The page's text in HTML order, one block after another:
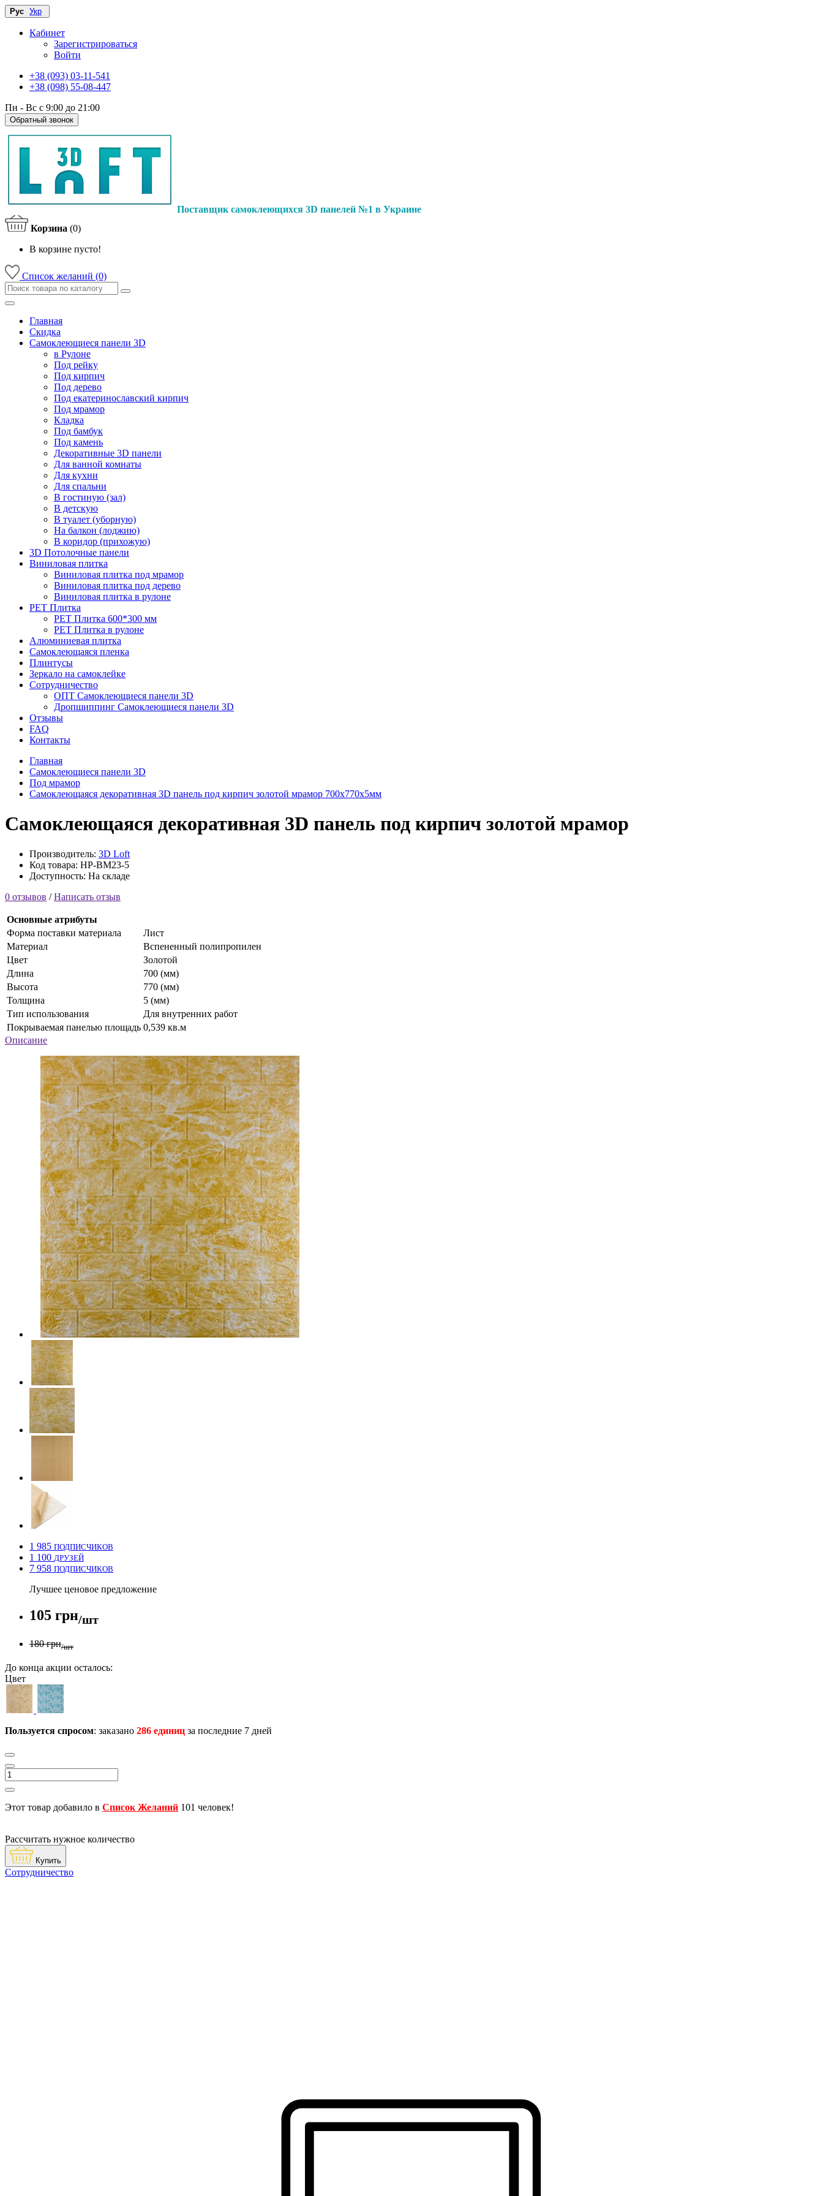
Рус Укр
Кабинет
Зарегистрироваться
Войти
+38 (093) 03-11-541
+38 (098) 55-08-447
Пн - Вс с 9:00 до 21:00
Обратный звонок
Поставщик самоклеющихся 3D панелей №1 в Украине
Корзина (0)
В корзине пусто!
Список желаний (0)
Главная
Скидка
Самоклеющиеся панели 3D
в Рулоне
Под рейку
Под кирпич
Под дерево
Под екатеринославский кирпич
Под мрамор
Кладка
Под бамбук
Под камень
Декоративные 3D панели
Для ванной комнаты
Для кухни
Для спальни
В гостиную (зал)
В детскую
В туалет (уборную)
На балкон (лоджию)
В коридор (прихожую)
3D Потолочные панели
Виниловая плитка
Виниловая плитка под мрамор
Виниловая плитка под дерево
Виниловая плитка в рулоне
PET Плитка
PET Плитка 600*300 мм
PET Плитка в рулоне
Алюминиевая плитка
Самоклеющаяся пленка
Плинтусы
Зеркало на самоклейке
Сотрудничество
ОПТ Самоклеющиеся панели 3D
Дропшиппинг Самоклеющиеся панели 3D
Отзывы
FAQ
Контакты
Главная
Самоклеющиеся панели 3D
Под мрамор
Самоклеющаяся декоративная 3D панель под кирпич золотой мрамор 700x770x5мм
Самоклеющаяся декоративная 3D панель под кирпич золотой мрамор
Производитель: 3D Loft
Код товара: HP-BM23-5
Доступность: На складе
0 отзывов /Написать отзыв
Основные атрибуты
Форма поставки материала
Лист
Материал
Вспененный полипропилен
Цвет
Золотой
Длина
700 (мм)
Высота
770 (мм)
Толщина
5 (мм)
Тип использования
Для внутренних работ
Покрываемая панелью площадь 0,539 кв.м
Описание
1 985 ПОДПИСЧИКОВ
1 100 ДРУЗЕЙ
7 958 ПОДПИСЧИКОВ
Лучшее ценовое предложение
105 грн/шт
180 грн/шт
До конца акции осталось:
Цвет
Пользуется спросом: заказано 286 единиц за последние 7 дней
Этот товар добавило в Список Желаний 101 человек!
Рассчитать нужное количество
Купить
Сотрудничество